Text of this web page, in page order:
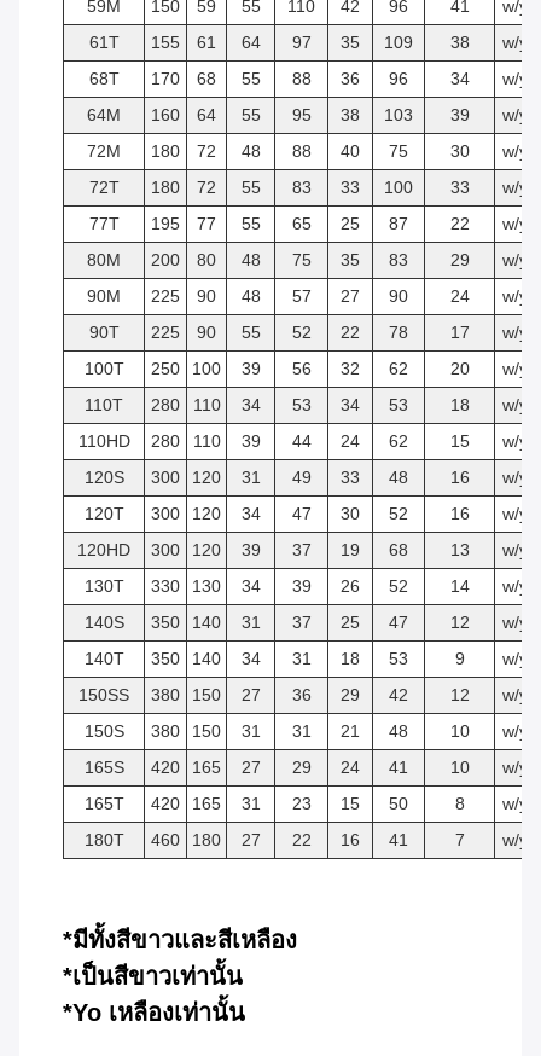
59M
150 59 55 110 42 96 41
w/y
61T
155 61 64 97 35 109 38
w/y
68T
170 68 55 88 36 96 34
w/y
64M
160 64 55 95 38 103 39
w/y
72M
180 72 48 88 40 75 30
w/y
72T
180 72 55 83 33 100 33
w/y
77T
195 77 55 65 25 87 22
w/y
80M
200 80 48 75 35 83 29
w/y
90M
225 90 48 57 27 90 24
w/y
90T
225 90 55 52 22 78 17
w/y
100T
250 100 39 56 32 62 20
w/y
110T
280 110 34 53 34 53 18
w/y
110HD
280 110 39 44 24 62 15
w/y
120S
300 120 31 49 33 48 16
w/y
120T
300 120 34 47 30 52 16
w/y
120HD
300 120 39 37 19 68 13
w/y
130T
330 130 34 39 26 52 14
w/y
140S
350 140 31 37 25 47 12
w/y
140T
350 140 34 31 18 53 9
w/y
150SS
380 150 27 36 29 42 12
w/y
150S
380 150 31 31 21 48 10
w/y
165S
420 165 27 29 24 41 10
w/y
165T
420 165 31 23 15 50 8
w/y
180T
460 180 27 22 16 41 7 w/y
*มีทั้งสีขาวและสีเหลือง
*เป็นสีขาวเท่านั้น
*Yo เหลืองเท่านั้น